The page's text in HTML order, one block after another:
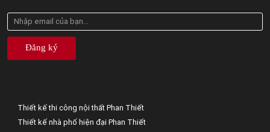
Đăng ký
Thiết kế thi công nội thất Phan Thiết
Thiết kế nhà phố hiện đại Phan Thiết